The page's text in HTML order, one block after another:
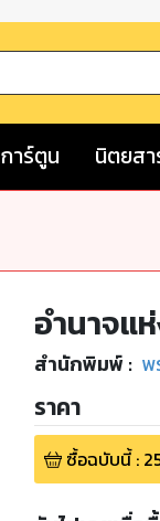
การ์ตูน นิตยสา
อำนาจแ
สำนักพิมพ์ : พ
ราคา
ซื้อฉบับนี้: